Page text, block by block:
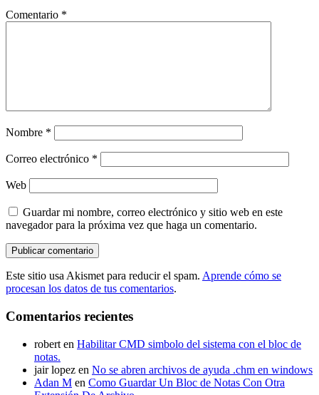
Comentario *
Nombre *
Correo electrónico *
Web
Guardar mi nombre, correo electrónico y sitio web en este
navegador para la próxima vez que haga un comentario.
Este sitio usa Akismet para reducir el spam. Aprende cómo se
procesan los datos de tus comentarios.
Comentarios recientes
robert en Habilitar CMD simbolo del sistema con el bloc de
notas.
jair lopez en No se abren archivos de ayuda .chm en windows
Adan M en Como Guardar Un Bloc de Notas Con Otra